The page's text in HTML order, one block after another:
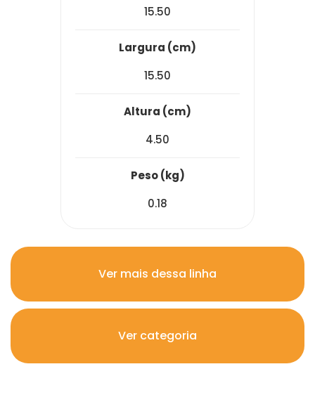
15.50
largura (cm)
15.50
altura (cm)
4.50
peso (kg)
0.18
Ver mais dessa linha
Ver categoria